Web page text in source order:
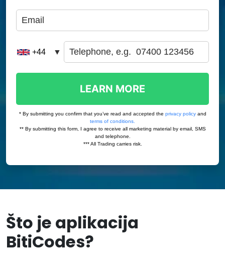
Što je aplikacija
BitiCodes?